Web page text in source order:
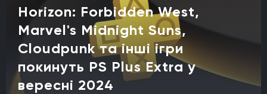
Horizon: Forbidden West,
Marvel's Midnight Suns,
Cloudpunk та інші ігри
покинуть PS Plus Extra у
вересні 2024